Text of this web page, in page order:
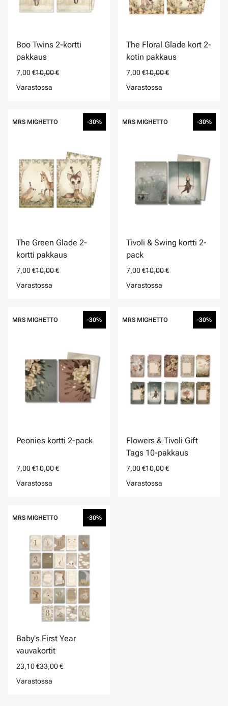
Boo Twins 2-kortti
pakkaus
7,00 €10,00 €
Varastossa
The Floral Glade kort 2-
kotin pakkaus
7,00 €10,00 €
Varastossa
MRS MIGHETTO -30%
The Green Glade 2-
kortti pakkaus
7,00 €10,00 €
Varastossa
MRS MIGHETTO -30%
Tivoli & Swing kortti 2-
pack
7,00 €10,00 €
Varastossa
MRS MIGHETTO -30%
Peonies kortti 2-pack
7,00 €10,00 €
Varastossa
MRS MIGHETTO -30%
Flowers & Tivoli Gift
Tags 10-pakkaus
7,00 €10,00 €
Varastossa
MRS MIGHETTO -30%
Baby's First Year
vauvakortit
23,10 €33,00 €
Varastossa